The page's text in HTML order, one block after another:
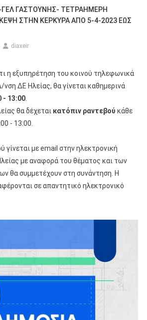
ΓΑΣΤΟΥΝΗΣ- ΤΕΤΡΑΗΜΕΡΗ
ΣΤΗΝ ΚΕΡΚΥΡΑ ΑΠΟ 5-4-2023 ΕΩΣ
diaxeir
η εξυπηρέτηση του κοινού τηλεφωνικά
ΔΕ Ηλείας, θα γίνεται καθημερινά
- 13:00.
θα δέχεται κατόπιν ραντεβού κάθε
- 13:00.
γίνεται με email στην ηλεκτρονική
με αναφορά του θέματος και των
θα συμμετέχουν στη συνάντηση. Η
σε απαντητικό ηλεκτρονικό